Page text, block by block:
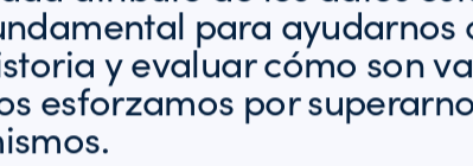
para ayudarnos
y evaluar cómo son
esforzamos por